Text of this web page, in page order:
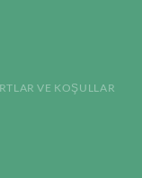
VE KOŞULLAR